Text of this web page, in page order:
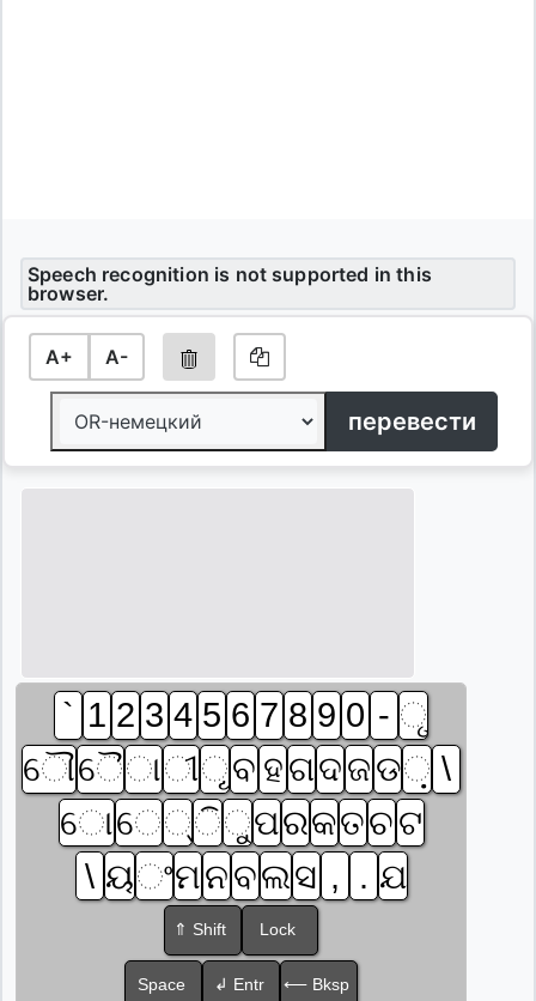
Speech recognition is not supported in this
browser.
A+ A-
перевести
` 1 2 3 4 5 6 7 8 9 0 - ୃ
ୌୈାୀୂବ ହଗଦଜଡ଼ \
ୋେ୍ିୁପରକତଚଟ
\ ୟଂମନବଲସ , . ଯ
⇑ Shift Lock
Space ↲ Entr ⟵ Bksp